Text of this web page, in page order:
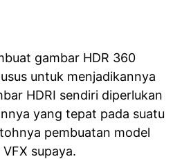
gambar HDR 360
untuk menjadikannya
HDRI sendiri diperlukan
yang tepat pada suatu
pembuatan model
supaya.